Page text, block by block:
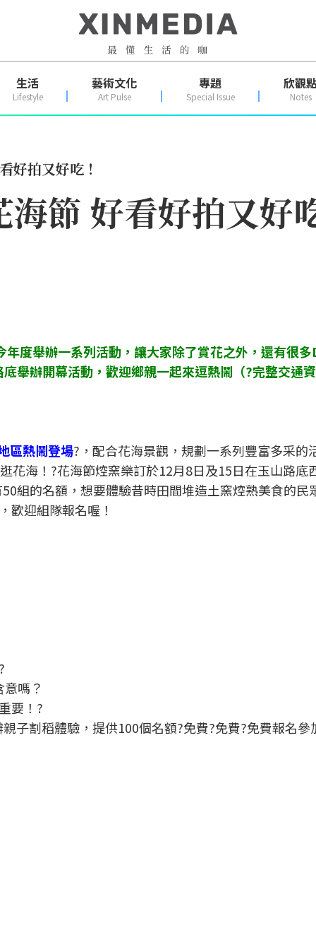
生活
Lifestyle
藝術文化
Art Pulse
專題
Special Issue
欣觀
Notes
好拍又好吃！
節 好看好拍又好
度舉辦一系列活動，讓大家除了賞花之外，還有很多
舉辦開幕活動，歡迎鄉親一起來逗熱鬧（?完整交通
區熱鬧登場?，配合花海景觀，規劃一系列豐富多采的
花海！?花海節焢窯樂訂於12月8日及15日在玉山路底
組的名額，想要體驗昔時田間堆造土窯焢熟美食的民
歡迎組隊報名喔！
嗎？
要！?
子割稻體驗，提供100個名額?免費?免費?免費報名參